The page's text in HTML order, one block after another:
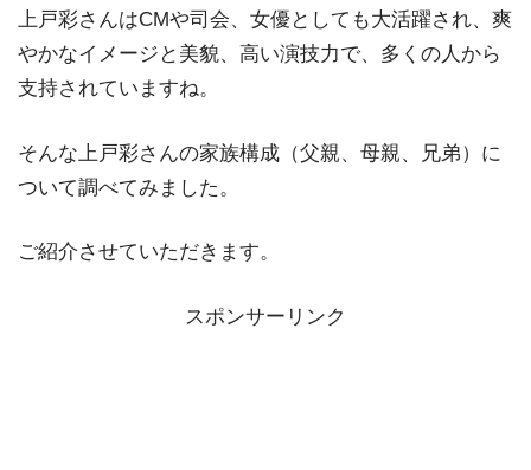
上戸彩さんはCMや司会、女優としても大活躍され、爽
やかなイメージと美貌、高い演技力で、多くの人から
支持されていますね。
そんな上戸彩さんの家族構成（父親、母親、兄弟）に
ついて調べてみました。
ご紹介させていただきます。
スポンサーリンク